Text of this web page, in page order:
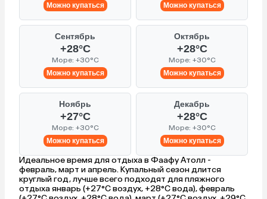
Можно купаться
Можно купаться
Сентябрь
+28°C
Море: +30°C
Можно купаться
Октябрь
+28°C
Море: +30°C
Можно купаться
Ноябрь
+27°C
Море: +30°C
Можно купаться
Декабрь
+28°C
Море: +30°C
Можно купаться
Идеальное время для отдыха в Фаафу Атолл -
февраль, март и апрель. Купальный сезон длится
круглый год, лучше всего подходят для пляжного
отдыха январь (+27°C воздух, +28°C вода), февраль